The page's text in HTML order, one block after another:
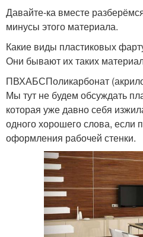
Давайте-ка вместе
минусы этого материала.
Какие виды пластиковых
Они бывают их таких
ПВХАБСПоликарбонат
Мы тут не будем обсуждать
которая уже давно себя
одного хорошего слова, если
оформления рабочей стенки.